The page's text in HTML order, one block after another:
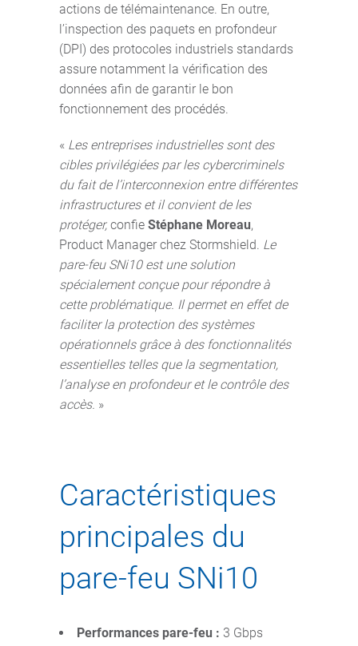
actions de télémaintenance. En outre,
l’inspection des paquets en profondeur
(DPI) des protocoles industriels standards
assure notamment la vérification des
données afin de garantir le bon
fonctionnement des procédés.
« Les entreprises industrielles sont des
cibles privilégiées par les cybercriminels
du fait de l’interconnexion entre différentes
infrastructures et il convient de les
protéger, confie Stéphane Moreau,
Product Manager chez Stormshield. Le
pare-feu SNi10 est une solution
spécialement conçue pour répondre à
cette problématique. Il permet en effet de
faciliter la protection des systèmes
opérationnels grâce à des fonctionnalités
essentielles telles que la segmentation,
l’analyse en profondeur et le contrôle des
accès. »
Caractéristiques
principales du
pare-feu SNi10
Performances pare-feu : 3 Gbps